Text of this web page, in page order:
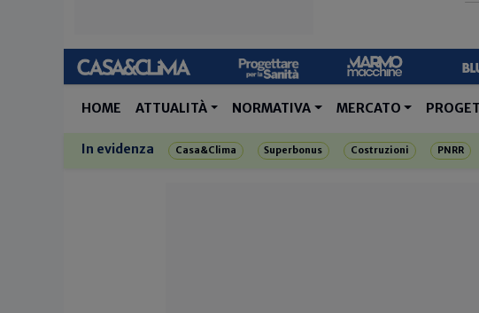
HOME ATTUALITÀ NORMATIVA MERCATO
In evidenza Casa&Clima Superbonus Costruzioni PNRR